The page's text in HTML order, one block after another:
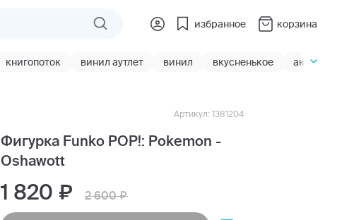
избранное корзина
книгопоток винил аутлет винил вкусненькое акции
Фигурка Funko POP!: Pokemon -
Oshawott
Артикул: 1381204
1 820 2 600